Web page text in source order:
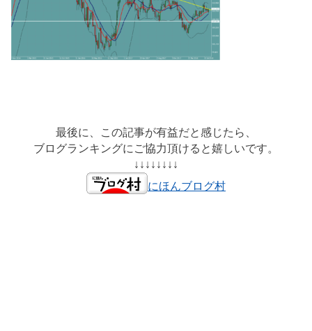
最後に、この記事が有益だと感じたら、
ブログランキングにご協力頂けると嬉しいです。
↓↓↓↓↓↓↓↓
にほんブログ村